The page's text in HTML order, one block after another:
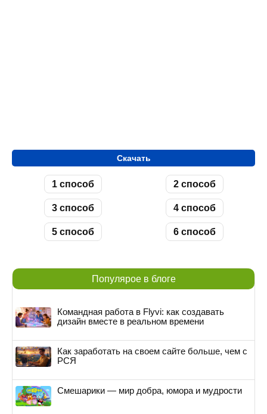
Скачать
1 способ 2 способ
3 способ 4 способ
5 способ 6 способ
Популярое в блоге
Командная работа в Flyvi: как создавать
дизайн вместе в реальном времени
Как заработать на своем сайте больше, чем с
РСЯ
Смешарики — мир добра, юмора и мудрости